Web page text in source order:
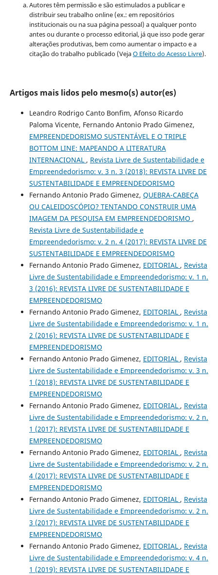
Autores têm permissão e são estimulados a publicar e
distribuir seu trabalho online (ex.: em repositórios
institucionais ou na sua página pessoal) a qualquer ponto
antes ou durante o processo editorial, já que isso pode gerar
alterações produtivas, bem como aumentar o impacto e a
citação do trabalho publicado (VejaO Efeito do Acesso Livre).
Artigos mais lidos pelo mesmo(s) autor(es)
Leandro Rodrigo Canto Bonfim, Afonso Ricardo
Paloma Vicente, Fernando Antonio Prado Gimenez,
EMPREENDEDORISMO SUSTENTÁVEL E O TRIPLE
BOTTOM LINE: MAPEANDO A LITERATURA
INTERNACIONAL , Revista Livre de Sustentabilidade e
Empreendedorismo: v. 3 n. 3 (2018): REVISTA LIVRE DE
SUSTENTABILIDADE E EMPREENDEDORISMO
Fernando Antonio Prado Gimenez, QUEBRA-CABEÇA
OU CALEIDOSCÓPIO? TENTANDO CONSTRUIR UMA
IMAGEM DA PESQUISA EM EMPREENDEDORISMO ,
Revista Livre de Sustentabilidade e
Empreendedorismo: v. 2 n. 4 (2017): REVISTA LIVRE DE
SUSTENTABILIDADE E EMPREENDEDORISMO
Fernando Antonio Prado Gimenez, EDITORIAL , Revista
Livre de Sustentabilidade e Empreendedorismo: v. 1 n.
3 (2016): REVISTA LIVRE DE SUSTENTABILIDADE E
EMPREENDEDORISMO
Fernando Antonio Prado Gimenez, EDITORIAL , Revista
Livre de Sustentabilidade e Empreendedorismo: v. 1 n.
2 (2016): REVISTA LIVRE DE SUSTENTABILIDADE E
EMPREENDEDORISMO
Fernando Antonio Prado Gimenez, EDITORIAL , Revista
Livre de Sustentabilidade e Empreendedorismo: v. 3 n.
1 (2018): REVISTA LIVRE DE SUSTENTABILIDADE E
EMPREENDEDORISMO
Fernando Antonio Prado Gimenez, EDITORIAL , Revista
Livre de Sustentabilidade e Empreendedorismo: v. 2 n.
1 (2017): REVISTA LIVRE DE SUSTENTABILIDADE E
EMPREENDEDORISMO
Fernando Antonio Prado Gimenez, EDITORIAL , Revista
Livre de Sustentabilidade e Empreendedorismo: v. 2 n.
4 (2017): REVISTA LIVRE DE SUSTENTABILIDADE E
EMPREENDEDORISMO
Fernando Antonio Prado Gimenez, EDITORIAL , Revista
Livre de Sustentabilidade e Empreendedorismo: v. 2 n.
3 (2017): REVISTA LIVRE DE SUSTENTABILIDADE E
EMPREENDEDORISMO
Fernando Antonio Prado Gimenez, EDITORIAL , Revista
Livre de Sustentabilidade e Empreendedorismo: v. 4 n.
1 (2019): REVISTA LIVRE DE SUSTENTABILIDADE E